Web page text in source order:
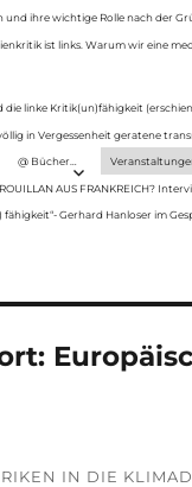
und ihre wichtige Rolle nach der
ist links. Warum wir eine
die linke Kritik(un)fähigkeit
in Vergessenheit geratene
@ Bücher…
ROUILLAN AUS FRANKREICH?
fähigkeit“- Gerhard Hanloser im
IN DIE